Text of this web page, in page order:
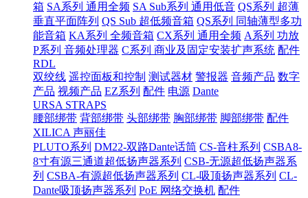
箱 SA系列 通用全频 SA Sub系列 通用低音 QS系列 超薄
垂直平面阵列 QS Sub 超低频音箱 QS系列 同轴薄型多功
能音箱 KA系列 全频音箱 CX系列 通用全频 A系列 功放
P系列 音频处理器 C系列 商业及固定安装扩声系统 配件
RDL
双绞线 遥控面板和控制 测试器材 警报器 音频产品 数字
产品 视频产品 EZ系列 配件 电源 Dante
URSA STRAPS
腰部绑带 背部绑带 头部绑带 胸部绑带 脚部绑带 配件
XILICA 声丽佳
PLUTO系列 DM22-双路Dante话筒 CS-音柱系列 CSBA8-
8寸有源三通道超低扬声器系列 CSB-无源超低扬声器系
列 CSBA-有源超低扬声器系列 CL-吸顶扬声器系列 CL-
Dante吸顶扬声器系列 PoE 网络交换机 配件